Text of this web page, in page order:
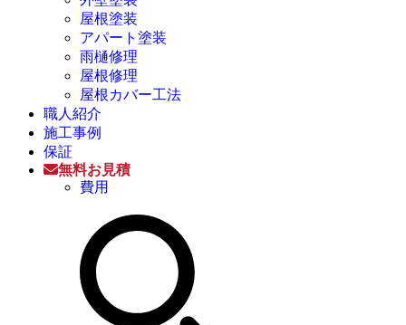
屋根塗装
アパート塗装
雨樋修理
屋根修理
屋根カバー工法
職人紹介
施工事例
保証
無料お見積
費用